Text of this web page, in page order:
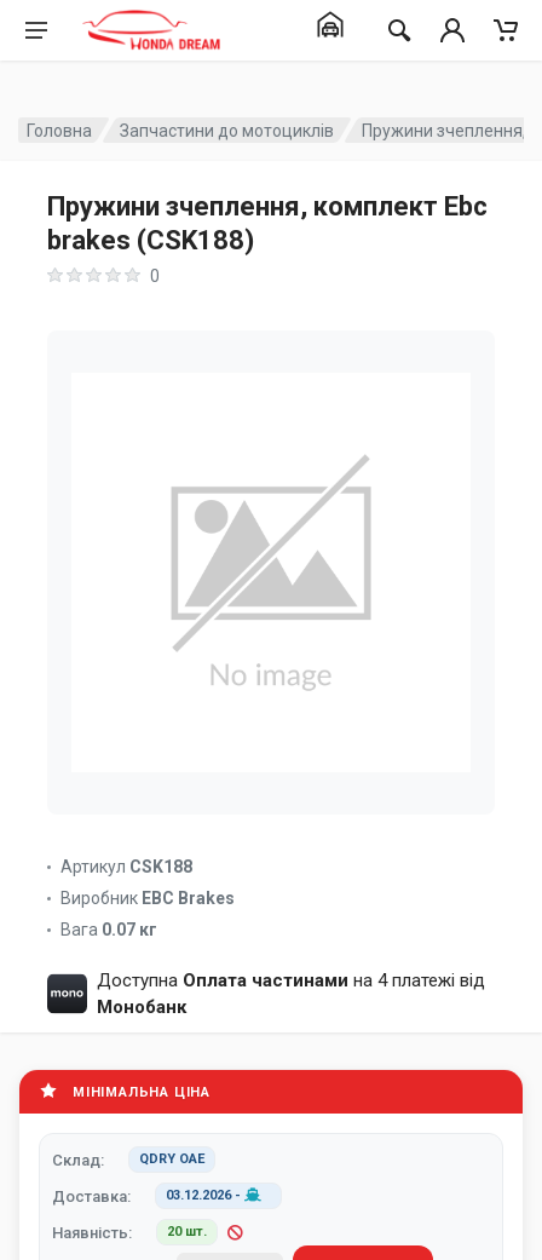
Головна Запчастини до мотоциклів Пружини зчеплення,
Пружини зчеплення, комплект Ebc
brakes (CSK188)
0
Артикул CSK188
Виробник EBC Brakes
Вага 0.07 кг
Доступна Оплата частинами на 4 платежі від
Монобанк
МІНІМАЛЬНА ЦІНА
Склад: QDRY ОАЕ
Доставка: 03.12.2026-
Наявність: 20 шт.